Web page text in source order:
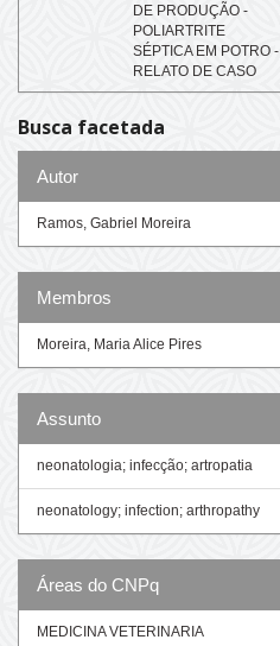
DE PRODUÇÃO -
POLIARTRITE
SÉPTICA EM POTRO -
RELATO DE CASO
Busca facetada
Autor
Ramos, Gabriel Moreira
Membros
Moreira, Maria Alice Pires
Assunto
neonatologia; infecção; artropatia
neonatology; infection; arthropathy
Áreas do CNPq
MEDICINA VETERINARIA